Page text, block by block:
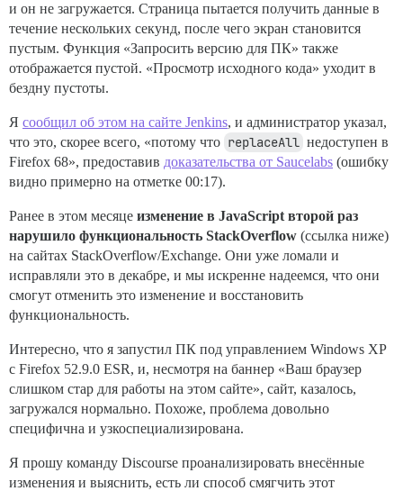
и он не загружается. Страница пытается получить данные в
течение нескольких секунд, после чего экран становится
пустым. Функция «Запросить версию для ПК» также
отображается пустой. «Просмотр исходного кода» уходит в
бездну пустоты.
Я сообщил об этом на сайте Jenkins, и администратор указал,
что это, скорее всего, «потому что replaceAll недоступен в
Firefox 68», предоставив доказательства от Saucelabs (ошибку
видно примерно на отметке 00:17).
Ранее в этом месяце изменение в JavaScript второй раз
нарушило функциональность StackOverflow (ссылка ниже)
на сайтах StackOverflow/Exchange. Они уже ломали и
исправляли это в декабре, и мы искренне надеемся, что они
смогут отменить это изменение и восстановить
функциональность.
Интересно, что я запустил ПК под управлением Windows XP
с Firefox 52.9.0 ESR, и, несмотря на баннер «Ваш браузер
слишком стар для работы на этом сайте», сайт, казалось,
загружался нормально. Похоже, проблема довольно
специфична и узкоспециализирована.
Я прошу команду Discourse проанализировать внесённые
изменения и выяснить, есть ли способ смягчить этот